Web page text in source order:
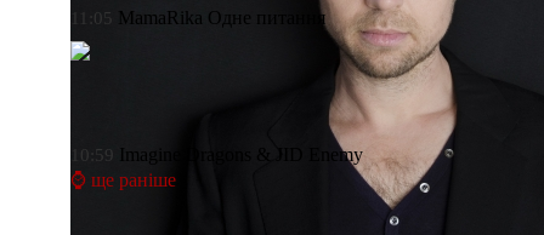
11:05 MamaRika Одне питання
10:59 Imagine Dragons & JID
Enemy
⌚ ще раніше